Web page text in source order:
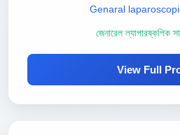
Genaral
জেনারেল ল্যাপারষ্কপিক
View Full